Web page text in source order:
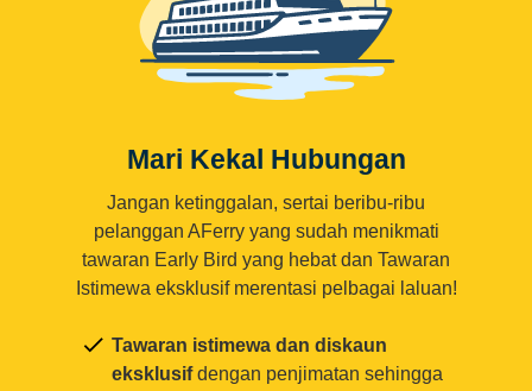
Mari Kekal Hubungan
Jangan ketinggalan, sertai beribu-ribu
pelanggan AFerry yang sudah menikmati
tawaran Early Bird yang hebat dan Tawaran
Istimewa eksklusif merentasi pelbagai laluan!
Tawaran istimewa dan diskaun
eksklusifdengan penjimatan sehingga